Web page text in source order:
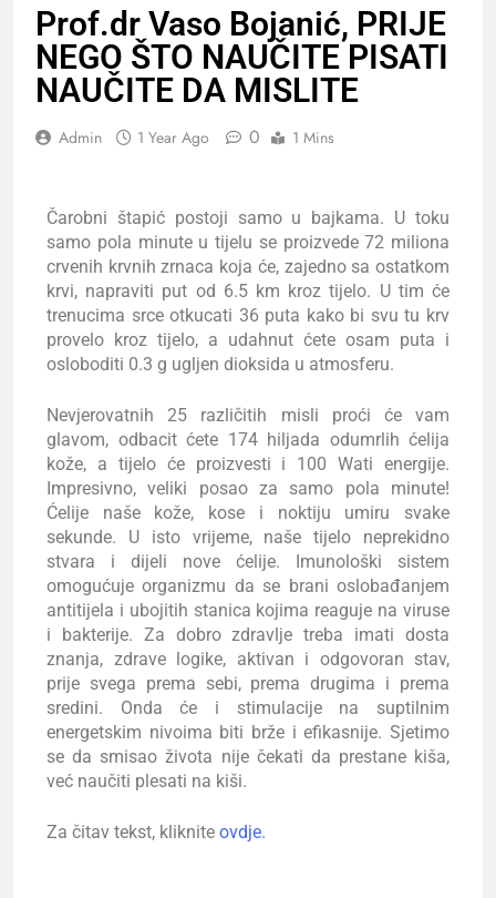
Prof.dr Vaso Bojanić, PRIJE
NEGO ŠTO NAUČITE PISATI
NAUČITE DA MISLITE
Admin 1 Year Ago 0 1 Mins
Čarobni štapić postoji samo u bajkama. U toku
samo pola minute u tijelu se proizvede 72 miliona
crvenih krvnih zrnaca koja će, zajedno sa ostatkom
krvi, napraviti put od 6.5 km kroz tijelo. U tim će
trenucima srce otkucati 36 puta kako bi svu tu krv
provelo kroz tijelo, a udahnut ćete osam puta i
osloboditi 0.3 g ugljen dioksida u atmosferu.
Nevjerovatnih 25 različitih misli proći će vam
glavom, odbacit ćete 174 hiljada odumrlih ćelija
kože, a tijelo će proizvesti i 100 Wati energije.
Impresivno, veliki posao za samo pola minute!
Ćelije naše kože, kose i noktiju umiru svake
sekunde. U isto vrijeme, naše tijelo neprekidno
stvara i dijeli nove ćelije. Imunološki sistem
omogućuje organizmu da se brani oslobađanjem
antitijela i ubojitih stanica kojima reaguje na viruse
i bakterije. Za dobro zdravlje treba imati dosta
znanja, zdrave logike, aktivan i odgovoran stav,
prije svega prema sebi, prema drugima i prema
sredini. Onda će i stimulacije na suptilnim
energetskim nivoima biti brže i efikasnije. Sjetimo
se da smisao života nije čekati da prestane kiša,
već naučiti plesati na kiši.
Za čitav tekst, kliknite ovdje.